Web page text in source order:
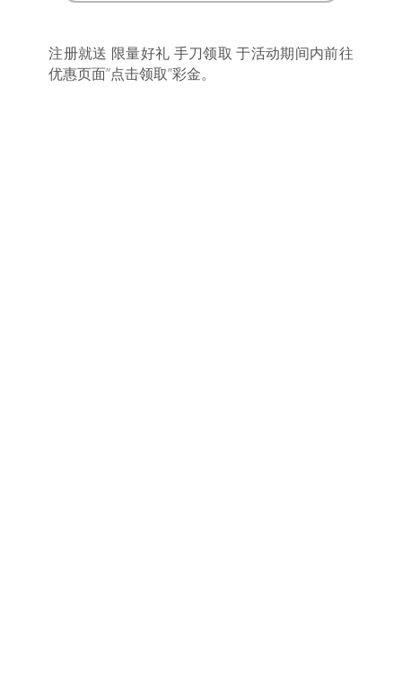
注册就送 限量好礼 手刀领取 于活动期间内前往
优惠页面”点击领取”彩金。